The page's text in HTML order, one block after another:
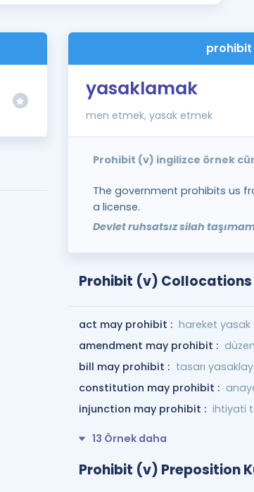
İngilizce Gramer
yasaklamak
men etmek, yasak etmek
Prohibit (v) ingilizce örnek
The government prohibits us
a license.
Devlet ruhsatsız silah
Prohibit (v) Collocations
act may prohibit : hareket yasak
amendment may prohibit :
bill may prohibit : tasarı
constitution may prohibit :
injunction may prohibit : ihtiyati
13 Örnek daha
Prohibit (v) Preposition